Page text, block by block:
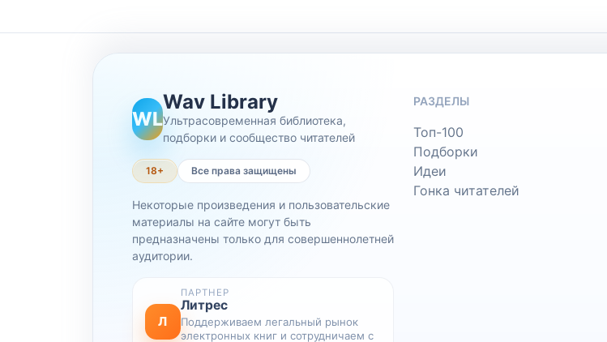
WL
Wav Library
Ультрасовременная библиотека,
подборки и сообщество читателей
18+ Все права защищены
Некоторые произведения и пользовательские
материалы на сайте могут быть
предназначены только для совершеннолетней
аудитории.
Л
ПАРТНЕР
Литрес
Поддерживаем легальный рынок
электронных книг и сотрудничаем с
РАЗДЕЛЫ
Топ-100
Подборки
Идеи
Гонка читателей